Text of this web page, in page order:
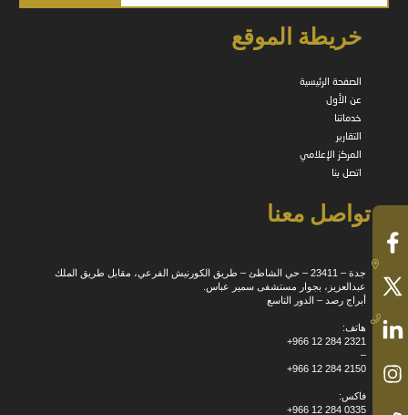
خريطة الموقع
الصفحة الرئيسية
عن الأول
خدماتنا
التقارير
المركز الإعلامي
اتصل بنا
تواصل معنا
جدة – 23411 – حي الشاطئ – طريق الكورنيش الفرعي، مقابل طريق الملك
عبدالعزيز، بجوار مستشفى سمير عباس.
أبراج رصد – الدور التاسع
هاتف:
+966 12 284 2321
–
+966 12 284 2150
فاكس:
+966 12 284 0335